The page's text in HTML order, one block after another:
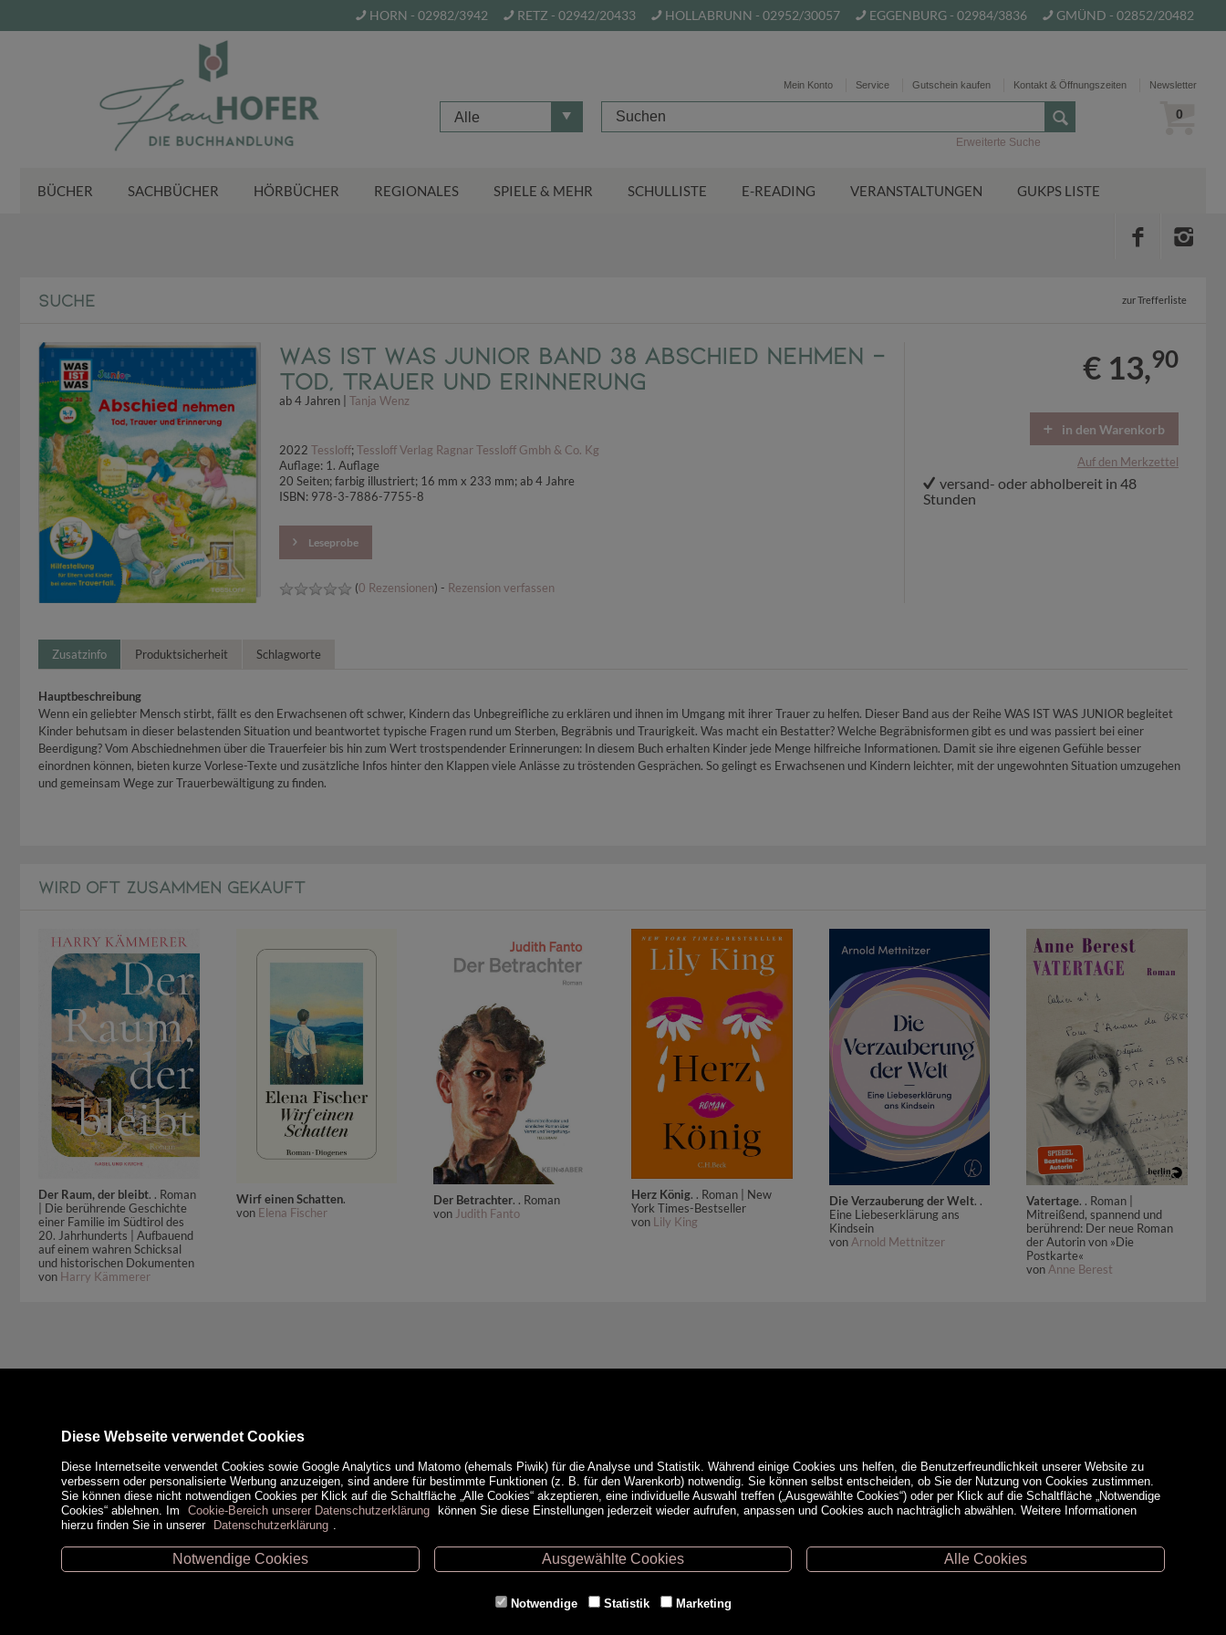
HORN - 02982/3942 RETZ - 02942/20433 HOLLABRUNN - 02952/30057 EGGENBURG - 02984/3836 GMÜND - 02852/20482
Mein Konto Service Gutschein kaufen Kontakt & Öffnungszeiten Newsletter
Alle 0
Erweiterte Suche
BÜCHER SACHBÜCHER HÖRBÜCHER REGIONALES SPIELE & MEHR SCHULLISTE E-READING VERANSTALTUNGEN GUKPS LISTE
SUCHE zur Trefferliste
WAS IST WAS Junior Band 38 Abschied nehmen -
Tod, Trauer und Erinnerung
ab 4 Jahren | Tanja Wenz
2022 Tessloff;Tessloff Verlag Ragnar Tessloff Gmbh & Co. Kg
Auflage: 1. Auflage
20 Seiten; farbig illustriert; 16 mm x 233 mm; ab 4 Jahre
ISBN: 978-3-7886-7755-8
Leseprobe
(0 Rezensionen) - Rezension verfassen
€ 13,90
in den Warenkorb
Auf den Merkzettel
versand- oder abholbereit in 48
Stunden
Zusatzinfo Produktsicherheit Schlagworte
Hauptbeschreibung
Wenn ein geliebter Mensch stirbt, fällt es den Erwachsenen oft schwer, Kindern das Unbegreifliche zu erklären und ihnen im Umgang mit ihrer Trauer zu helfen. Dieser Band aus der Reihe WAS IST WAS JUNIOR begleitet
Kinder behutsam in dieser belastenden Situation und beantwortet typische Fragen rund um Sterben, Begräbnis und Traurigkeit. Was macht ein Bestatter? Welche Begräbnisformen gibt es und was passiert bei einer
Beerdigung? Vom Abschiednehmen über die Trauerfeier bis hin zum Wert trostspendender Erinnerungen: In diesem Buch erhalten Kinder jede Menge hilfreiche Informationen. Damit sie ihre eigenen Gefühle besser
einordnen können, bieten kurze Vorlese-Texte und zusätzliche Infos hinter den Klappen viele Anlässe zu tröstenden Gesprächen. So gelingt es Erwachsenen und Kindern leichter, mit der ungewohnten Situation umzugehen
und gemeinsam Wege zur Trauerbewältigung zu finden.
WIRD OFT ZUSAMMEN GEKAUFT
Der Raum, der bleibt. . Roman
| Die berührende Geschichte
einer Familie im Südtirol des
20. Jahrhunderts | Aufbauend
auf einem wahren Schicksal
und historischen Dokumenten
von Harry Kämmerer
Wirf einen Schatten.
von Elena Fischer
Der Betrachter. . Roman
von Judith Fanto
Herz König. . Roman | New
York Times-Bestseller
von Lily King
Die Verzauberung der Welt. .
Eine Liebeserklärung ans
Kindsein
vonArnold Mettnitzer
Vatertage. . Roman |
Mitreißend, spannend und
berührend: Der neue Roman
der Autorin von »Die
Postkarte«
von Anne Berest
Unsere Öffnungszeiten Zahlungsmethoden Service
Versandkosten
Diese Webseite verwendet Cookies
Diese Internetseite verwendet Cookies sowie Google Analytics und Matomo (ehemals Piwik) für die Analyse und Statistik. Während einige Cookies uns helfen, die Benutzerfreundlichkeit unserer Website zu
verbessern oder personalisierte Werbung anzuzeigen, sind andere für bestimmte Funktionen (z. B. für den Warenkorb) notwendig. Sie können selbst entscheiden, ob Sie der Nutzung von Cookies zustimmen.
Sie können diese nicht notwendigen Cookies per Klick auf die Schaltfläche „Alle Cookies“ akzeptieren, eine individuelle Auswahl treffen („Ausgewählte Cookies“) oder per Klick auf die Schaltfläche „Notwendige
Cookies“ ablehnen. Im
Cookie-Bereich unserer Datenschutzerklärung
können Sie diese Einstellungen jederzeit wieder aufrufen, anpassen und Cookies auch nachträglich abwählen. Weitere Informationen
hierzu finden Sie in unserer
Datenschutzerklärung
Notwendige Cookies Ausgewählte Cookies Alle Cookies
Notwendige Statistik Marketing